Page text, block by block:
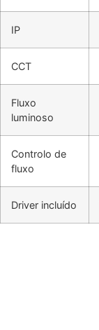
IP
CCT
Fluxo
luminoso
Controlo de
fluxo
Driver incluído